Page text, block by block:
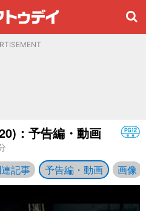
：予告編・動画
記事 予告編・動画 画像